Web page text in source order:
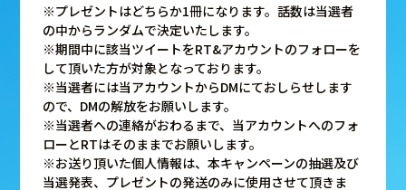
※プレゼントはどちらか1冊になります。話数は当選者
の中からランダムで決定いたします。
※期間中に該当ツイートをRT&アカウントのフォローを
して頂いた方が対象となっております。
※当選者には当アカウントからDMにておしらせします
ので、DMの解放をお願いします。
※当選者への連絡がおわるまで、当アカウントへのフォ
ローとRTはそのままでお願いします。
※お送り頂いた個人情報は、本キャンペーンの抽選及び
当選発表、プレゼントの発送のみに使用させて頂きま